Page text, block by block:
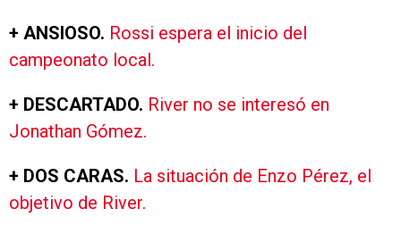
+ ANSIOSO. Rossi espera el inicio del
campeonato local.
+ DESCARTADO. River no se interesó en
Jonathan Gómez.
+ DOS CARAS. La situación de Enzo Pérez, el
objetivo de River.